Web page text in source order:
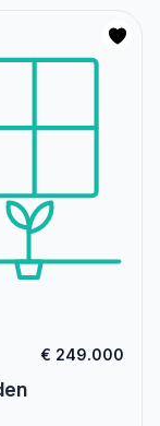
€ 249.000